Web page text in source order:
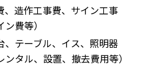
、造作工事費、サイン工事
費等）
、テーブル、イス、照明器
タル、設置、撤去費用等）